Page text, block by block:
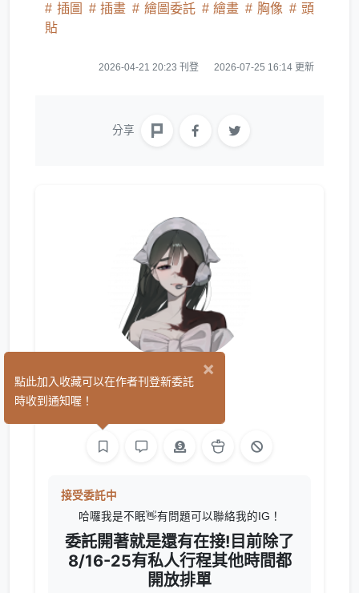
插圖
插畫 繪圖委託 繪畫 胸像
頭
貼
2026-04-21 20:23 刊登 2026-07-25 16:14 更新
分享
眠
接受委託中
哈囉我是不眠👋有問題可以聯絡我的IG！
委託開著就是還有在接!目前除了
8/16-25有私人行程其他時間都
開放排單
×
點此加入收藏可以在作者刊登新委託
時收到通知喔！